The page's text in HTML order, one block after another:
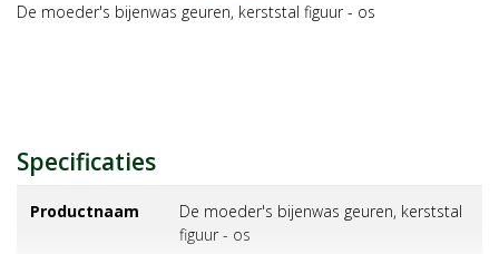
De moeder's bijenwas geuren, kerststal figuur - os
Specificaties
Productnaam
De moeder's bijenwas geuren, kerststal
figuur - os